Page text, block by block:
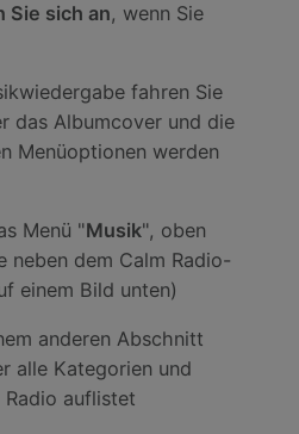
Sie sich an, wenn Sie
fahren Sie
das Albumcover und die
Menüoptionen werden
Menü "Musik", oben
neben dem Calm Radio-
einem Bild unten)
anderen Abschnitt
alle Kategorien und
Radio auflistet